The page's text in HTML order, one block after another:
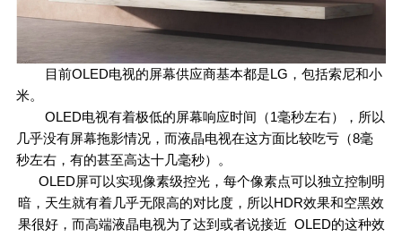
目前OLED电视的屏幕供应商基本都是LG，包括索尼和小
米。
OLED电视有着极低的屏幕响应时间（1毫秒左右），所以
几乎没有屏幕拖影情况，而液晶电视在这方面比较吃亏（8毫
秒左右，有的甚至高达十几毫秒）。
OLED屏可以实现像素级控光，每个像素点可以独立控制明
暗，天生就有着几乎无限高的对比度，所以HDR效果和空黑效
果很好，而高端液晶电视为了达到或者说接近 OLED的这种效